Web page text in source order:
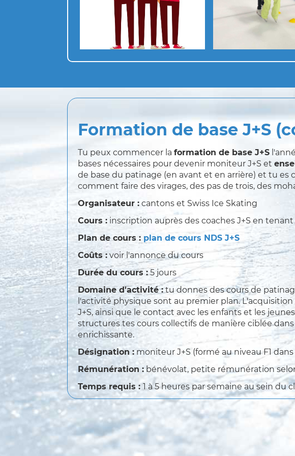
Formation de base J+S
Tu peux commencer la formation de base J+S
bases nécessaires pour devenir moniteur J+S et
de base du patinage (en avant et en arrière) et tu
comment faire des virages, des pas de trois, des
Organisateur : cantons et Swiss Ice Skating
Cours : inscription auprès des coaches J+S en
Plan de cours : plan de cours NDS J+S
Coûts : voir l'annonce du cours
Durée du cours :5 jours
Domaine d'activité :tu donnes des cours de
l'activité physique sont au premier plan.
J+S, ainsi que le contact avec les enfants et les
structures tes cours collectifs de manière ciblée
enrichissante.
Désignation :moniteur J+S (formé au niveau F1 dans
Rémunération :bénévolat, petite rémunération
Temps requis : 1 à 5 heures par semaine au sein